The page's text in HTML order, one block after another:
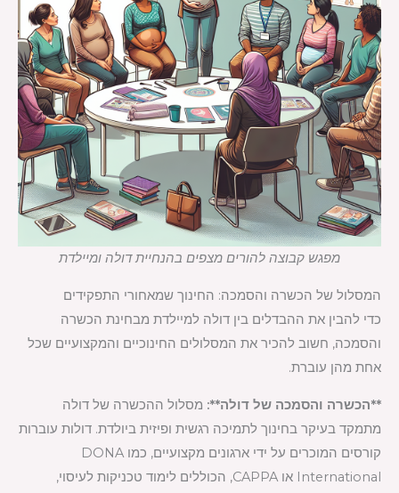
מפגש קבוצה להורים מצפים בהנחיית דולה ומיילדת
המסלול של הכשרה והסמכה: החינוך שמאחורי התפקידים
כדי להבין את ההבדלים בין דולה למיילדת מבחינת הכשרה
והסמכה, חשוב להכיר את המסלולים החינוכיים והמקצועיים שכל
אחת מהן עוברת.
**הכשרה והסמכה של דולה**: מסלול ההכשרה של דולה
מתמקד בעיקר בחינוך לתמיכה רגשית ופיזית ביולדת. דולות עוברות
קורסים המוכרים על ידי ארגונים מקצועיים, כמו DONA
International או CAPPA, הכוללים לימוד טכניקות לעיסוי,